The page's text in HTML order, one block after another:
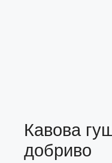
Кавова
добриво